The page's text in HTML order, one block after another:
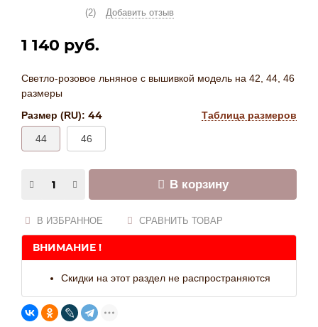
(2) Добавить отзыв
1 140 руб.
Светло-розовое льняное с вышивкой модель на 42, 44, 46
размеры
Размер (RU):
Таблица размеров
44
44 46
В корзину
В ИЗБРАННОЕ СРАВНИТЬ ТОВАР
ВНИМАНИЕ !
Скидки на этот раздел не распространяются